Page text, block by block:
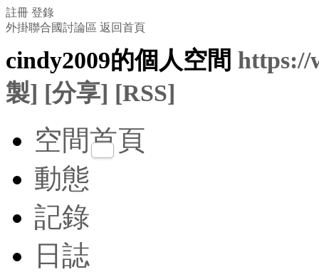
註冊 登錄
外掛聯合國討論區 返回首頁
cindy2009的個人空間 https://
製] [分享] [RSS]
空間首頁
動態
記錄
日誌